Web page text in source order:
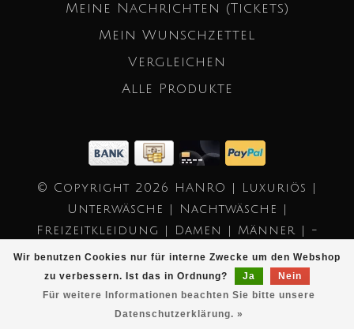
Wir benutzen Cookies nur für interne Zwecke um den Webshop
zu verbessern. Ist das in Ordnung?
Ja
Nein
Für weitere Informationen beachten Sie bitte unsere
Datenschutzerklärung. »
Meine Nachrichten (Tickets)
Mein Wunschzettel
Vergleichen
Alle Produkte
© Copyright 2026 HANRO | Luxuriös |
Unterwäsche | Nachtwäsche |
Freizeitkleidung | Damen | Männer | -
Powered by
Lightspeed
- Theme by
Dyvelopment